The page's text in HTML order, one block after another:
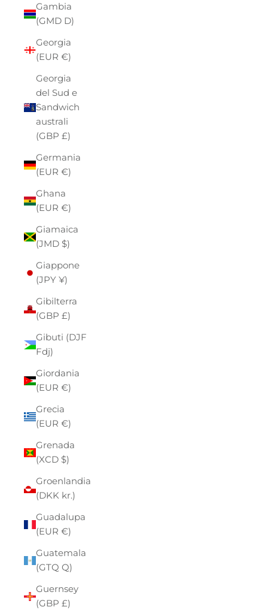
Gambia
(GMD D)
Georgia
(EUR €)
Georgia
del Sud e
Sandwich
australi
(GBP £)
Germania
(EUR €)
Ghana
(EUR €)
Giamaica
(JMD $)
Giappone
(JPY ¥)
Gibilterra
(GBP £)
Gibuti (DJF
Fdj)
Giordania
(EUR €)
Grecia
(EUR €)
Grenada
(XCD $)
Groenlandia
(DKK kr.)
Guadalupa
(EUR €)
Guatemala
(GTQ Q)
Guernsey
(GBP £)